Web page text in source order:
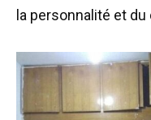
la personnalité et du